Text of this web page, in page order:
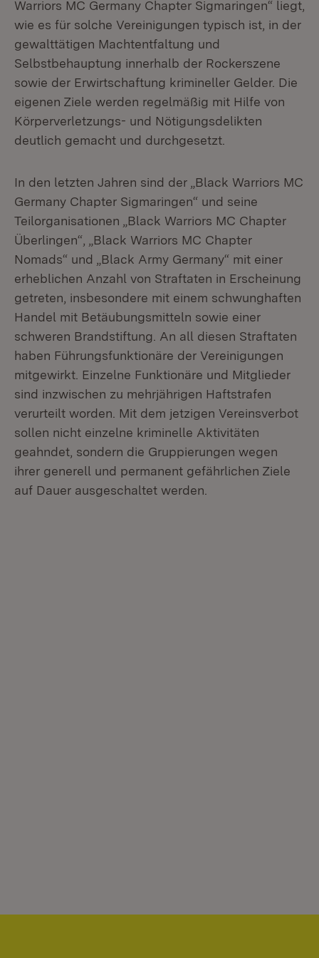
Warriors MC Germany Chapter Sigmaringen“ liegt,
wie es für solche Vereinigungen typisch ist, in der
gewalttätigen Machtentfaltung und
Selbstbehauptung innerhalb der Rockerszene
sowie der Erwirtschaftung krimineller Gelder. Die
eigenen Ziele werden regelmäßig mit Hilfe von
Körperverletzungs- und Nötigungsdelikten
deutlich gemacht und durchgesetzt.
In den letzten Jahren sind der „Black Warriors MC
Germany Chapter Sigmaringen“ und seine
Teilorganisationen „Black Warriors MC Chapter
Überlingen“, „Black Warriors MC Chapter
Nomads“ und „Black Army Germany“ mit einer
erheblichen Anzahl von Straftaten in Erscheinung
getreten, insbesondere mit einem schwunghaften
Handel mit Betäubungsmitteln sowie einer
schweren Brandstiftung. An all diesen Straftaten
haben Führungsfunktionäre der Vereinigungen
mitgewirkt. Einzelne Funktionäre und Mitglieder
sind inzwischen zu mehrjährigen Haftstrafen
verurteilt worden. Mit dem jetzigen Vereinsverbot
sollen nicht einzelne kriminelle Aktivitäten
geahndet, sondern die Gruppierungen wegen
ihrer generell und permanent gefährlichen Ziele
auf Dauer ausgeschaltet werden.